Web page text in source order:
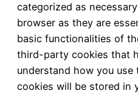
categorized as
browser as they are
basic functionalities of
third-party cookies that
understand how you use
cookies will be stored in